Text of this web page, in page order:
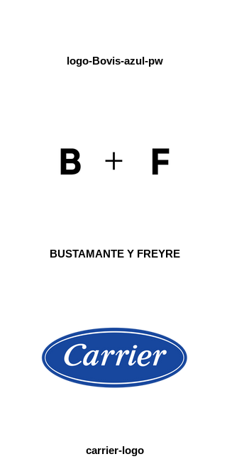
logo-Bovis-azul-pw
BUSTAMANTE Y FREYRE
carrier-logo